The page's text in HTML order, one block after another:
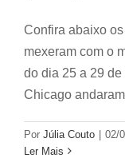
Confira abaixo
mexeram com o
do dia 25 a 29
Chicago andaram
Por Júlia Couto 02/
Ler Mais